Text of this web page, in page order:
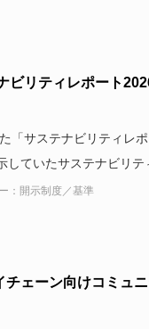
ビリティレポート
「サステナビリティレポ
していたサステナビリテ
：開示制度／基準
チェーン向けコミュ